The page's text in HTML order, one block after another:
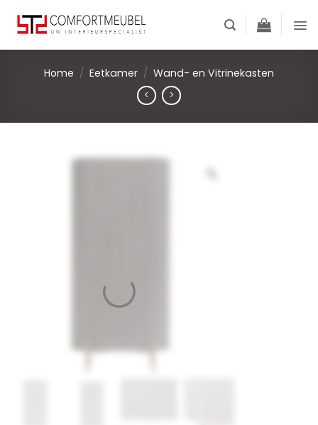
content
Home / Eetkamer / Wand- en Vitrinekasten